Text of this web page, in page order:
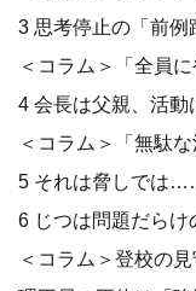
3 思考停止の「前例
＜コラム＞「全員
4 会長は父親、活動
＜コラム＞「無駄
5 それは脅しでは
6 じつは問題だらけ
＜コラム＞登校の